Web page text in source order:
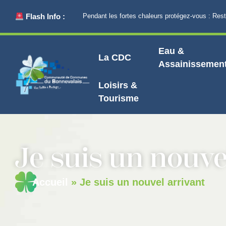
principalFlash Info : Pendant les fortes chaleurs protégez-vous :
La CDC
Eau &
Loisirs &
Tourisme
Je suis un
Accueil » Je suis un nouvel arrivant